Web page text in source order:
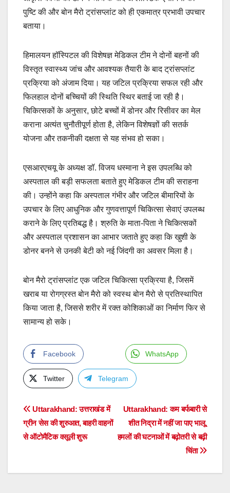
पुष्टि की और बोन मैरो ट्रांसप्लांट को ही एकमात्र प्रभावी उपचार
बताया।
हिमालयन हॉस्पिटल की विशेषज्ञ मेडिकल टीम ने दोनों बहनों की
विस्तृत स्वास्थ्य जांच और आवश्यक तैयारी के बाद ट्रांसप्लांट
प्रक्रिया को अंजाम दिया। यह जटिल प्रक्रिया सफल रही और
फिलहाल दोनों बच्चियों की स्थिति स्थिर बताई जा रही है।
चिकित्सकों के अनुसार, छोटे बच्चों में डोनर और रिसीवर का मेल
कराना अत्यंत चुनौतीपूर्ण होता है, लेकिन विशेषज्ञों की सतर्क
योजना और तकनीकी दक्षता से यह संभव हो सका।
एसआरएचयू के अध्यक्ष डॉ. विजय धस्माना ने इस उपलब्धि को
अस्पताल की बड़ी सफलता बताते हुए मेडिकल टीम की सराहना
की। उन्होंने कहा कि अस्पताल गंभीर और जटिल बीमारियों के
उपचार के लिए आधुनिक और गुणवत्तापूर्ण चिकित्सा सेवाएं उपलब्ध
कराने के लिए प्रतिबद्ध है। श्रुति के माता-पिता ने चिकित्सकों
और अस्पताल प्रशासन का आभार जताते हुए कहा कि खुशी के
डोनर बनने से उनकी बेटी को नई जिंदगी का अवसर मिला है।
बोन मैरो ट्रांसप्लांट एक जटिल चिकित्सा प्रक्रिया है, जिसमें
खराब या रोगग्रस्त बोन मैरो को स्वस्थ बोन मैरो से प्रतिस्थापित
किया जाता है, जिससे शरीर में रक्त कोशिकाओं का निर्माण फिर से
सामान्य हो सके।
Facebook WhatsApp
Twitter Telegram
Post
navigation
Uttarakhand: कम बर्फबारी से
शीत निद्रा में नहीं जा पाए भालू,
हमलों की घटनाओं में बढ़ोतरी से बढ़ी
चिंता
Uttarakhand: उत्तराखंड में
ग्रीन सेस की शुरुआत, बाहरी वाहनों
से ऑटोमैटिक वसूली शुरू